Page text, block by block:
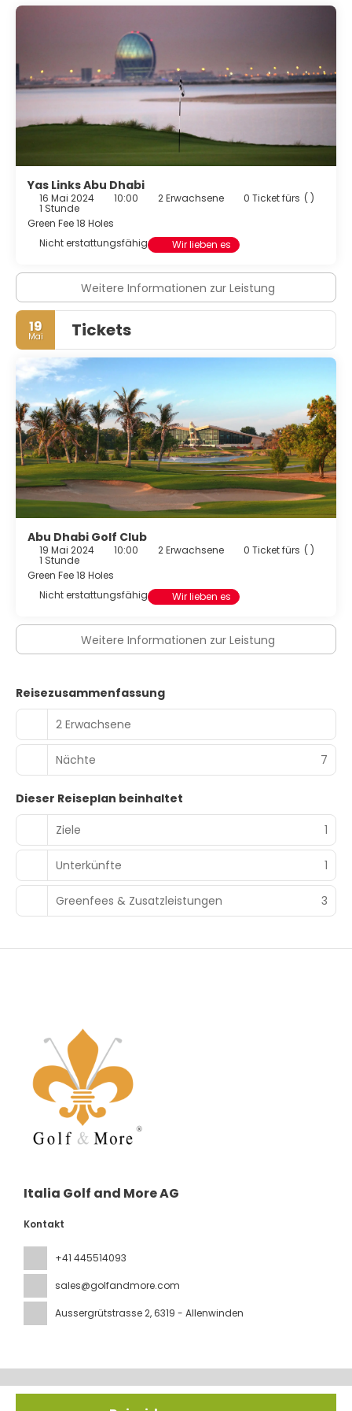
Yas Links Abu Dhabi
16 Mai 2024 10:00 2 Erwachsene 0 Ticket fürs ( )
1 Stunde
Green Fee 18 Holes
Nicht erstattungsfähig
Wir lieben es
Weitere Informationen zur Leistung
19
Mai Tickets
Abu Dhabi Golf Club
19 Mai 2024 10:00 2 Erwachsene 0 Ticket fürs ( )
1 Stunde
Green Fee 18 Holes
Nicht erstattungsfähig
Wir lieben es
Weitere Informationen zur Leistung
Reisezusammenfassung
2 Erwachsene
Nächte 7
Dieser Reiseplan beinhaltet
Ziele
1
Unterkünfte 1
Greenfees & Zusatzleistungen 3
Italia Golf and More AG
Kontakt
+41 445514093
sales@golfandmore.com
Aussergrütstrasse 2, 6319 - Allenwinden
Alle Rechte vorbehalten IGM © 2026
Impressum &